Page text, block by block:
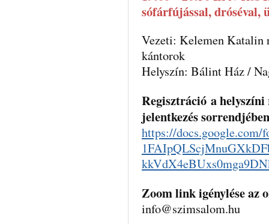
sófárfújással, dróséval,
Vezeti: Kelemen Katalin
kántorok
Helyszín: Bálint Ház /
Regisztráció a helyszíni
jelentkezés
https://docs.google.com/
Zoom link igénylése az
info@szimsalom.hu